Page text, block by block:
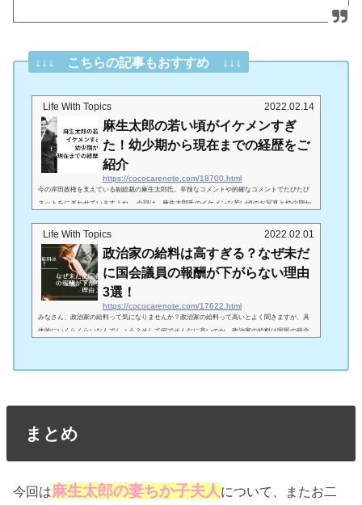
↓↓↓ こちらの記事もおすすめ ↓↓↓
Life With Topics 2022.02.14
麻生太郎の若い頃がイケメンすぎ
た！幼少期から現在までの経歴をご
紹介
https://cococarenote.com/18700.html
今の岸田政権を支えている副総裁の麻生太郎氏。辛辣なコメントや的確なコメントでたびたび
ネットをにぎわせていますよね。 今回は、麻生太郎氏のイケメンな若い頃のお写真と幼少期か
et/archives/22095406.html ）麻生太郎氏のお若い時の写真が上記です。はっきりとした二重に
塩顔・・・俳優さんにいそうですよね！スーツがお似合いなのもあってかなりモテそうです＾
＾♡ SNSでの反応を見ていきましょう！麻生太郎はサカキ様...
Life With Topics 2022.02.01
政治家の給料は高すぎる？なぜ未だ
に国会議員の報酬が下がらない理由
3選！
https://cococarenote.com/17622.html
みなさん、政治家の給料って気になりませんか？政治家の給料って高いとよく聞きますが、具
体的にいくらくらいなんでしょう？そして何でそんなに高いのか。政治家の給料は国民の税金
いる件を調査し、また、なぜ国会ぎ位の報酬が下がらないかの理由も見ていきたいと思いま
まとめ
今回は麻生太郎の妻ちか子夫人 について、またお二